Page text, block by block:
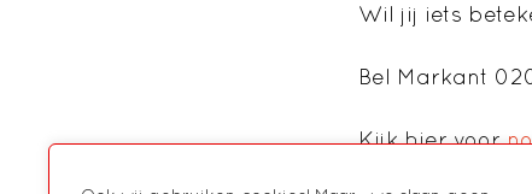
Wil jij iets
Bel Markant
Kijk hier voor